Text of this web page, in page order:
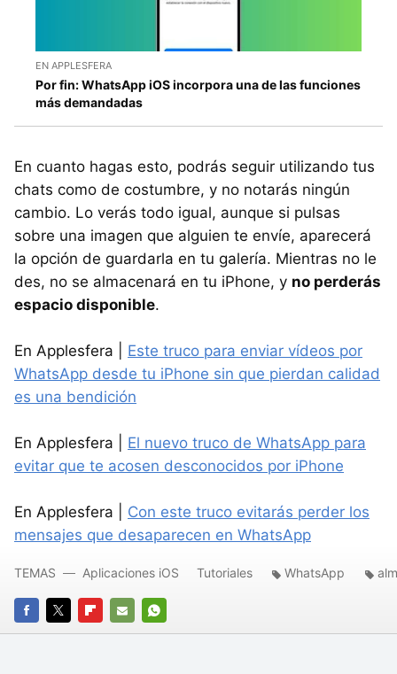
EN APPLESFERA
Por fin: WhatsApp iOS incorpora una de las funciones
más demandadas
En cuanto hagas esto, podrás seguir utilizando tus
chats como de costumbre, y no notarás ningún
cambio. Lo verás todo igual, aunque si pulsas
sobre una imagen que alguien te envíe, aparecerá
la opción de guardarla en tu galería. Mientras no le
des, no se almacenará en tu iPhone, y no perderás
espacio disponible.
En Applesfera | Este truco para enviar vídeos por
WhatsApp desde tu iPhone sin que pierdan calidad
es una bendición
En Applesfera | El nuevo truco de WhatsApp para
evitar que te acosen desconocidos por iPhone
En Applesfera | Con este truco evitarás perder los
mensajes que desaparecen en WhatsApp
FACEBOOK
TWITTERFLIPBOARD
E-
WHATSAPP
TEMAS Aplicaciones iOS Tutoriales WhatsApp